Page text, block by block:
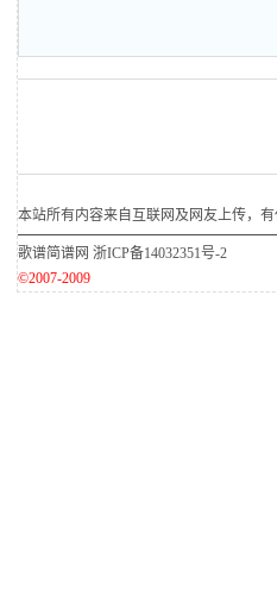
本站所有内容来自互联网及网友上传，
歌谱简谱网 浙ICP备14032351号-2
©2007-2009